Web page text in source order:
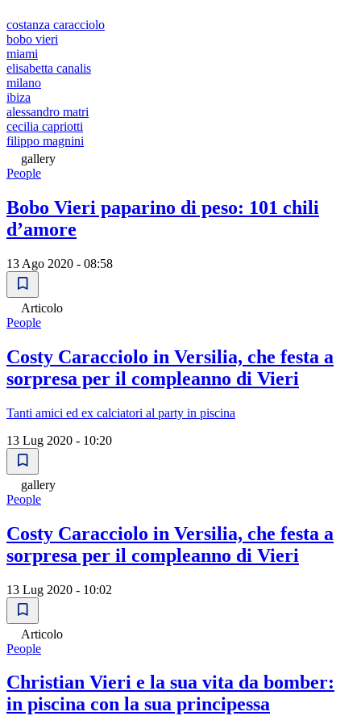
costanza caracciolo
bobo vieri
miami
elisabetta canalis
milano
ibiza
alessandro matri
cecilia capriotti
filippo magnini
gallery
People
Bobo Vieri paparino di peso: 101 chili
d’amore
13 Ago 2020 - 08:58
Articolo
People
Costy Caracciolo in Versilia, che festa a
sorpresa per il compleanno di Vieri
Tanti amici ed ex calciatori al party in piscina
13 Lug 2020 - 10:20
gallery
People
Costy Caracciolo in Versilia, che festa a
sorpresa per il compleanno di Vieri
13 Lug 2020 - 10:02
Articolo
People
Christian Vieri e la sua vita da bomber:
in piscina con la sua principessa